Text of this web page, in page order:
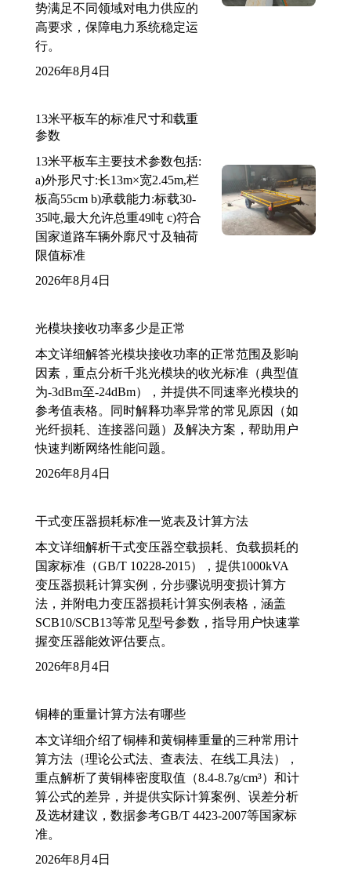
势满足不同领域对电力供应的
高要求，保障电力系统稳定运
行。
2026年8月4日
13米平板车的标准尺寸和载重
参数
13米平板车主要技术参数包括:
a)外形尺寸:长13m×宽2.45m,栏
板高55cm b)承载能力:标载30-
35吨,最大允许总重49吨 c)符合
国家道路车辆外廓尺寸及轴荷
限值标准
2026年8月4日
光模块接收功率多少是正常
本文详细解答光模块接收功率的正常范围及影响
因素，重点分析千兆光模块的收光标准（典型值
为-3dBm至-24dBm），并提供不同速率光模块的
参考值表格。同时解释功率异常的常见原因（如
光纤损耗、连接器问题）及解决方案，帮助用户
快速判断网络性能问题。
2026年8月4日
干式变压器损耗标准一览表及计算方法
本文详细解析干式变压器空载损耗、负载损耗的
国家标准（GB/T 10228-2015），提供1000kVA
变压器损耗计算实例，分步骤说明变损计算方
法，并附电力变压器损耗计算实例表格，涵盖
SCB10/SCB13等常见型号参数，指导用户快速掌
握变压器能效评估要点。
2026年8月4日
铜棒的重量计算方法有哪些
本文详细介绍了铜棒和黄铜棒重量的三种常用计
算方法（理论公式法、查表法、在线工具法），
重点解析了黄铜棒密度取值（8.4-8.7g/cm³）和计
算公式的差异，并提供实际计算案例、误差分析
及选材建议，数据参考GB/T 4423-2007等国家标
准。
2026年8月4日